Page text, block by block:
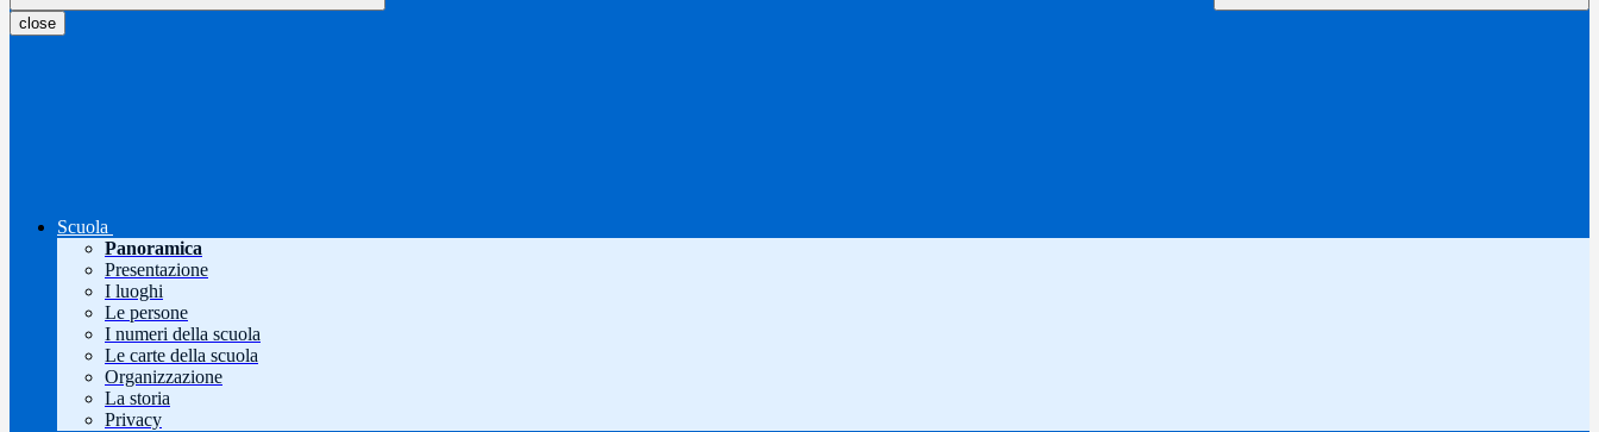
close
Scuola
Panoramica
Presentazione
I luoghi
Le persone
I numeri della scuola
Le carte della scuola
Organizzazione
La storia
Privacy